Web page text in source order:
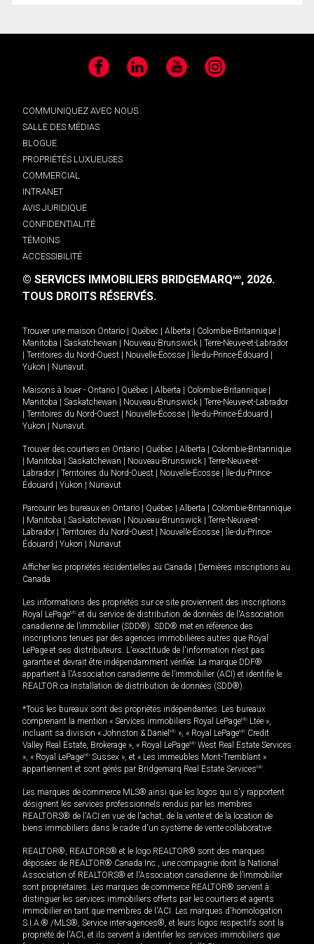
Facebook LinkedIn YouTube Instagram
COMMUNIQUEZ AVEC NOUS
SALLE DES MÉDIAS
BLOGUE
PROPRIÉTÉS LUXUEUSES
COMMERCIAL
INTRANET
AVIS JURIDIQUE
CONFIDENTIALITÉ
TÉMOINS
ACCESSIBILITÉ
© SERVICES IMMOBILIERS BRIDGEMARQMD, 2026.
TOUS DROITS RÉSERVÉS.
Trouver une maison Ontario Québec Alberta Colombie-Britannique
Manitoba
Saskatchewan Nouveau-Brunswick
Terre-Neuve-et-Labrador
Territoires du Nord-Ouest Nouvelle-Écosse Île-du-Prince-Édouard
Yukon
Nunavut.
Maisons à louer - Ontario Québec Alberta Colombie-Britannique
Manitoba
Saskatchewan Nouveau-Brunswick
Terre-Neuve-et-Labrador
Territoires du Nord-Ouest Nouvelle-Écosse Île-du-Prince-Édouard
Yukon
Nunavut.
Trouver des courtiers en Ontario Québec Alberta
Colombie-Britannique
Manitoba Saskatchewan Nouveau-Brunswick
Terre-Neuve-et-
Labrador
Territoires du Nord-Ouest Nouvelle-Écosse
Île-du-Prince-
Édouard
Yukon Nunavut
Parcourir les bureaux en Ontario Québec Alberta
Colombie-Britannique
Manitoba Saskatchewan Nouveau-Brunswick
Terre-Neuve-et-
Labrador
Territoires du Nord-Ouest Nouvelle-Écosse
Île-du-Prince-
Édouard
Yukon Nunavut
Afficher les propriétés résidentielles au Canada
Dernières inscriptions au
Canada
Les informations des propriétés sur ce site proviennent des inscriptions
Royal LePageMD et du service de distribution de données de l'Association
canadienne de l’immobilier (SDD®). SDD® met en référence des
inscriptions tenues par des agences immobilières autres que Royal
LePage et ses distributeurs. L'exactitude de l'information n'est pas
garantie et devrait être indépendamment vérifiée. La marque DDF®
appartient à l'Association canadienne de l’immobilier (ACI) et identifie le
REALTOR.ca Installation de distribution de données (SDD®).
*Tous les bureaux sont des propriétés indépendantes. Les bureaux
comprenant la mention « Services immobiliers Royal LePageMD Ltée »,
incluant sa division « Johnston & Daniel MD », « Royal LePageMD Credit
Valley Real Estate, Brokerage », « Royal LePageMD West Real Estate Services
», « Royal LePageMD Sussex », et « Les immeubles Mont-Tremblant »
appartiennent et sont gérés par Bridgemarq Real Estate ServicesMD.
Les marques de commerce MLS® ainsi que les logos qui s'y rapportent
désignent les services professionnels rendus par les membres
REALTORS® de l'ACI en vue de l'achat, de la vente et de la location de
biens immobiliers dans le cadre d'un système de vente collaborative.
REALTOR®, REALTORS® et le logo REALTOR® sont des marques
déposées de REALTOR® Canada Inc., une compagnie dont la National
Association of REALTORS® et l'Association canadienne de l’immobilier
sont propriétaires. Les marques de commerce REALTOR® servent à
distinguer les services immobiliers offerts par les courtiers et agents
immobilier en tant que membres de l'ACI. Les marques d'homologation
S.I.A.® /MLS®, Service inter-agences®, et leurs logos respectifs sont la
propriété de l'ACI, et ils servent à identifier les services immobiliers que